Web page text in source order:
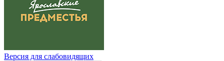
Версия для слабовидящих